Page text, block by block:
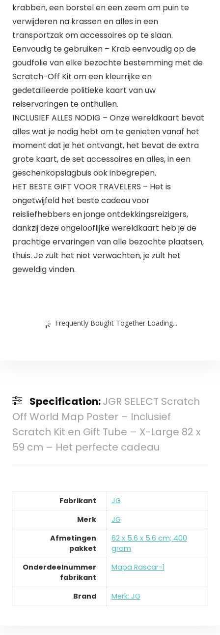
krabben, een borstel en een zeem om puin te
verwijderen na krassen en alles in een
transportzak om accessoires op te slaan.
Eenvoudig te gebruiken – Krab eenvoudig op de
goudfolie van elke bezochte bestemming met de
Scratch-Off Kit om een kleurrijke en
gedetailleerde politieke kaart van uw
reiservaringen te onthullen.
INCLUSIEF ALLES NODIG – Onze wereldkaart bevat
alles wat je nodig hebt om te genieten vanaf het
moment dat je het ontvangt, het bevat de extra
grote kaart, de set accessoires en alles, in een
geschenkopslagbuis ook inbegrepen.
HET BESTE GIFT VOOR TRAVELERS – Het is
ongetwijfeld het beste cadeau voor
reisliefhebbers en jonge ontdekkingsreizigers,
dankzij deze ongelooflijke wereldkaart heb je de
prachtige ervaringen van alle bezochte plaatsen,
thuis. Je zult het niet verwachten, je zult het
geweldig vinden.
Frequently Bought Together Loading...
Specification:JGR SELECT Scratch
Off World Map Poster – Inclusief
Scratch Kit en Gift Tube – X-Large 82 x
59 cm – Het perfecte cadeau
Fabrikant
‎JG
Merk
‎JG
Afmetingen
pakket
‎62 x 5.6 x 5.6 cm; 400
gram
Onderdeelnummer
fabrikant
‎Mapa Rascar-1
Brand Merk: JG